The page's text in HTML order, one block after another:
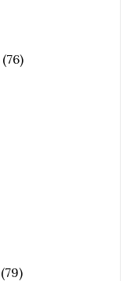
(76)
(79)